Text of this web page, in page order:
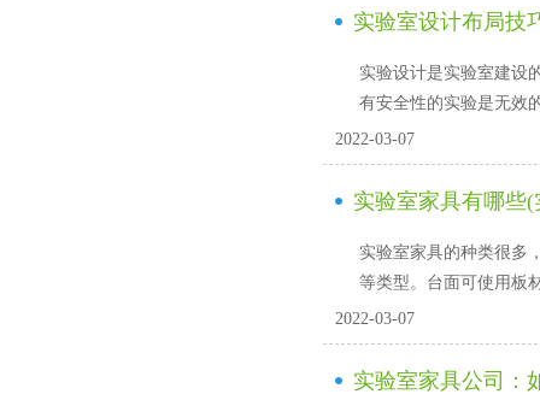
实验室设计布局技
实验设计是实验室建设的
有安全性的实验是无效的
2022-03-07
实验室家具有哪些
实验室家具的种类很多
等类型。台面可使用板材
2022-03-07
实验室家具公司